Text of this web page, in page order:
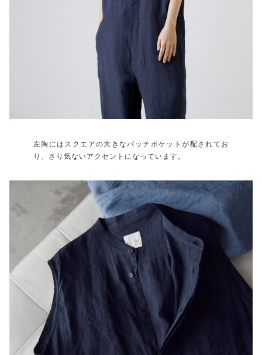
左胸にはスクエアの大きなパッチポケットが配されてお
り、さり気ないアクセントになっています。